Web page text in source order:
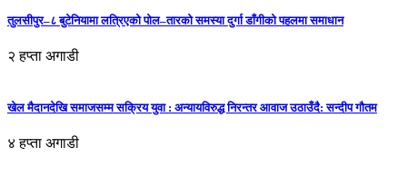
तुलसीपुर–८ बुटेनियामा लत्रिएको पोल–तारको समस्या दुर्गा डाँगीको पहलमा समाधान
२ हप्ता अगाडी
खेल मैदानदेखि समाजसम्म सक्रिय युवा : अन्यायविरुद्ध निरन्तर आवाज उठाउँदै: सन्दीप गौतम
४ हप्ता अगाडी